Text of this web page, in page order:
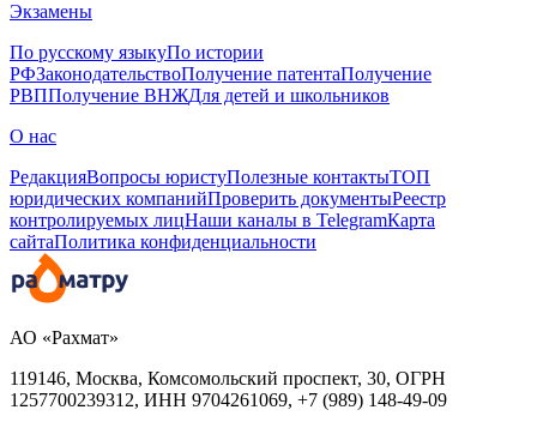
Экзамены
По русскому языкуПо истории
РФЗаконодательствоПолучение патентаПолучение
РВППолучение ВНЖДля детей и школьников
О нас
РедакцияВопросы юристуПолезные контактыТОП
юридических компанийПроверить документыРеестр
контролируемых лицНаши каналы в TelegramКарта
сайтаПолитика конфиденциальности
АО «Рахмат»
119146, Москва, Комсомольский проспект, 30, ОГРН
1257700239312, ИНН 9704261069, +7 (989) 148-49-09